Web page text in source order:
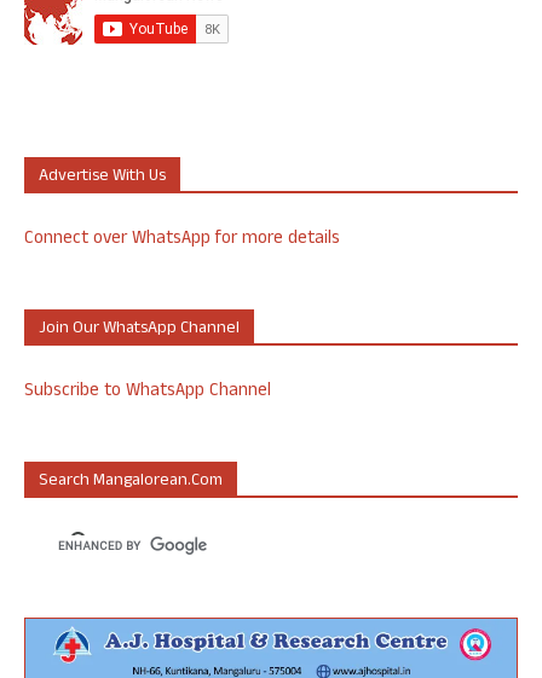
Advertise With Us
Connect over WhatsApp for more details
Join Our WhatsApp Channel
Subscribe to WhatsApp Channel
Search Mangalorean.com